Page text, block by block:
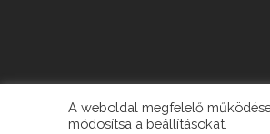
A weboldal megfelelő
módosítsa a beállításokat.